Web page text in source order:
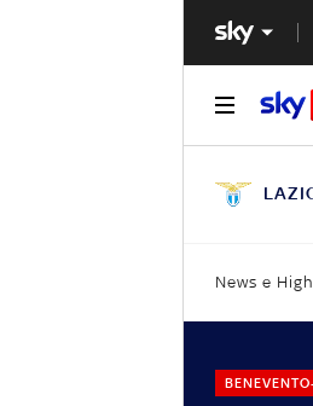
News e